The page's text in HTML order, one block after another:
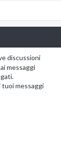
discussioni
messaggi
tuoi messaggi